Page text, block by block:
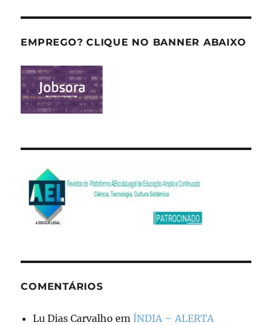
EMPREGO? CLIQUE NO BANNER ABAIXO
COMENTÁRIOS
Lu Dias Carvalho em ÍNDIA – ALERTA